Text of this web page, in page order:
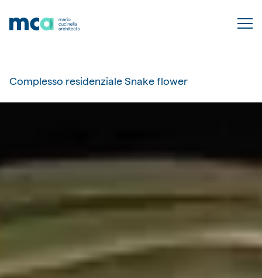
Complesso residenziale Snake flower